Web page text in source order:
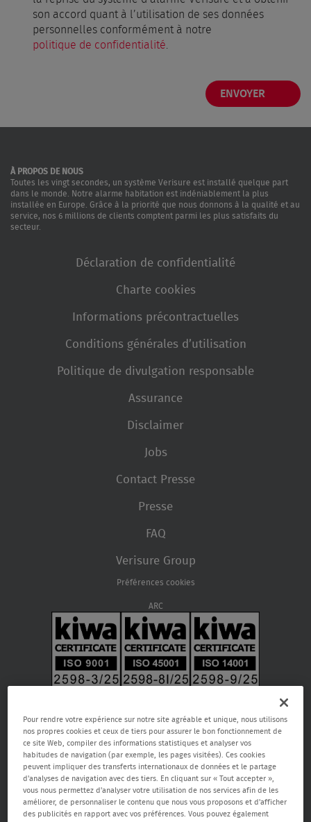
son accord quant à l’utilisation de ses données
personnelles conformément à notre
politique de confidentialité
À PROPOS DE NOUS
Toutes les vingt secondes, un système Verisure est installé quelque part
dans le monde. Notre alarme habitation est indéniablement la plus
installée en Europe. Grâce à la priorité que nous donnons à la qualité et au
service, nos 6 millions de clients comptent parmi les plus satisfaits du
secteur.
Déclaration de confidentialité
Charte cookies
Informations précontractuelles
Conditions générales d’utilisation
Politique de divulgation responsable
Assurance
Disclaimer
Jobs
Contact Presse
Presse
FAQ
Verisure Group
Préférences cookies
ARC
Verisure SA, Rue de la Fusée 66, 1130 Bruxelles, RPM Bruxelles 0459.866.904,
email: care@verisure.be, n° de téléphone:080090000, Entreprise de
Pour rendre votre expérience sur notre site agréable et unique, nous utilisons
nos propres cookies et ceux de tiers pour assurer le bon fonctionnement de
ce site Web, compiler des informations statistiques et analyser vos
habitudes de navigation (par exemple, les pages visitées). Ces cookies
peuvent impliquer des transferts internationaux de données et le partage
d'analyses de navigation avec des tiers. En cliquant sur « Tout accepter »,
vous nous permettez d'analyser votre utilisation de nos services afin de les
améliorer, de personnaliser le contenu que nous vous proposons et d'afficher
des publicités en rapport avec vos préférences. Vous pouvez également